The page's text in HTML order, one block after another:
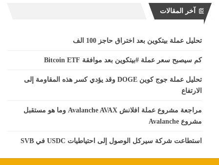
آخر المقالات
تحليل عملة بيتكوين بعد اختراق حاجز 100 الف
كم سيصبح سعر عملة #بيتكوين بعد موافقة Bitcoin ETF
تحليل عملة جوج كوين DOGE وقد يؤدي كسر هذه المقاومة إلى
الارتفاع
مراجعة مشروع عملة افلانش Avalanche AVAX وما هو مستقبل
مشروع Avalanche
استطاعت شركة سيركل الوصول إلى احتياطيات USDC في SVB